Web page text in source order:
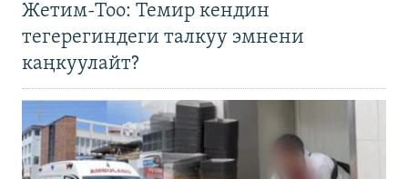
Жетим-Тоо: Темир кендин
тегерегиндеги талкуу эмнени
каңкуулайт?